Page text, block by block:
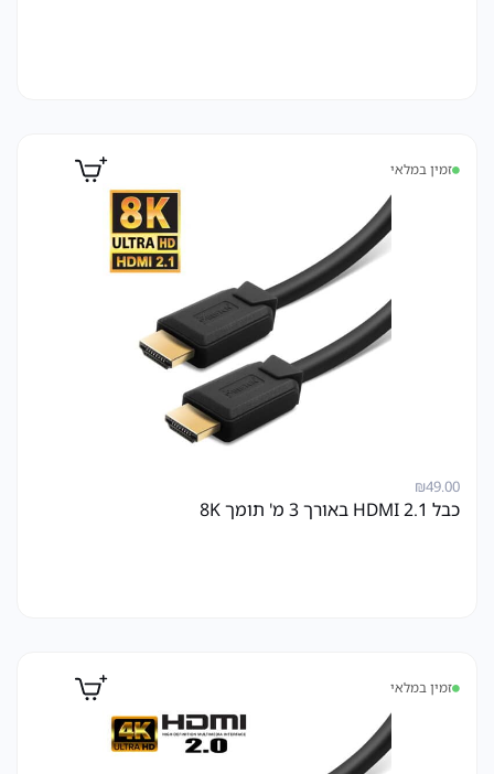
זמין במלאי
₪49.00
כבל HDMI 2.1 באורך 3 מ' תומך 8K
זמין במלאי